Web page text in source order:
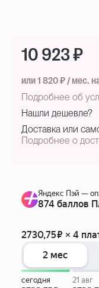
10 923 ₽
или 1 820 ₽ / мес.
Подробнее об
Нашли дешевле?
Доставка или
Подробнее о